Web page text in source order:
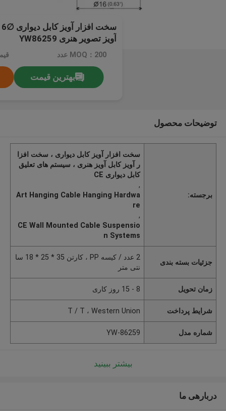
آویز تصویر هنری YW86259
MOQ：200 عدد
بهترین قیمت
توضیحات محصول
برجسته:
سخت افزار آویز کابل دیواری ، سخت افزا
ر آویز کابل آویز هنری ، سیستم های تعلیق
کابل دیواری CE
,
Art Hanging Cable Hanging Hardwa
re
,
CE Wall Mounted Cable Suspensio
n Systems
جزئیات بسته بندی
2 عدد / کیسه PP ، کارتن 35 * 25 * 18 سا
نتی متر
زمان تحویل 8 - 15 روز کاری
شرایط پرداخت T / T ، Western Union
شماره مدل YW-86259
بیشتر ببینید
دربارهی ما